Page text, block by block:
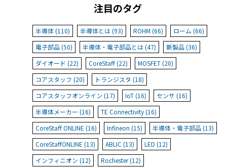
注目のタグ
半導体 (110) 半導体とは (93) ROHM (66)
ローム (66)
電子部品 (50)
半導体・電子部品とは (47)
新製品 (36)
ダイオード (22)
CoreStaff (22)
MOSFET (20)
コアスタッフ (20)
トランジスタ (18)
コアスタッフオンライン (17)
IoT (16)
センサ (16)
半導体メーカー (16)
TE Connectivity (16)
CoreStaff ONLINE (16)
Infineon (15)
半導体・電子部品 (13)
CoreStaffONLINE (13)
ABLIC (13)
LED (12)
インフィニオン (12)
Rochester (12)